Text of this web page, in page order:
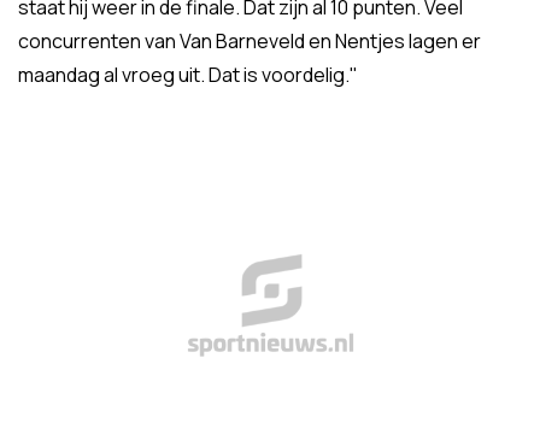
staat hij weer in de finale. Dat zijn al 10 punten. Veel
concurrenten van Van Barneveld en Nentjes lagen er
maandag al vroeg uit. Dat is voordelig."